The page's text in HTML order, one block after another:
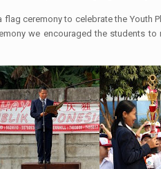
flag ceremony to celebrate the
we encouraged the students